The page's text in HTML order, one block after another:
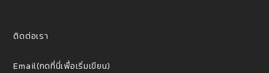
ติดต่อเรา
Email(กดที่นี่เพื่อเริ่มเขียน)